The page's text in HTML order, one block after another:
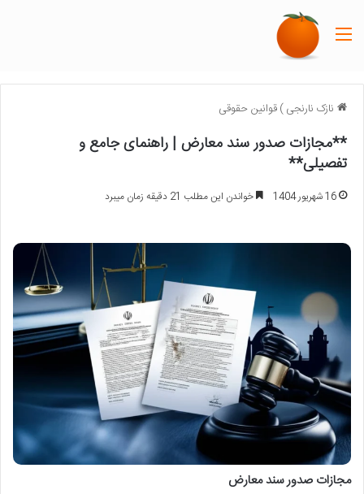
نازک نارنجی)قوانین حقوقی
**مجازات صدور سند معارض | راهنمای جامع و
تفصیلی**
16 شهریور 1404 خواندن این مطلب 21 دقیقه زمان میبرد
مجازات صدور سند معارض